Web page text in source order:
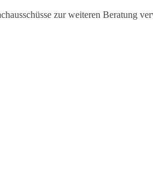
zur weiteren Beratung